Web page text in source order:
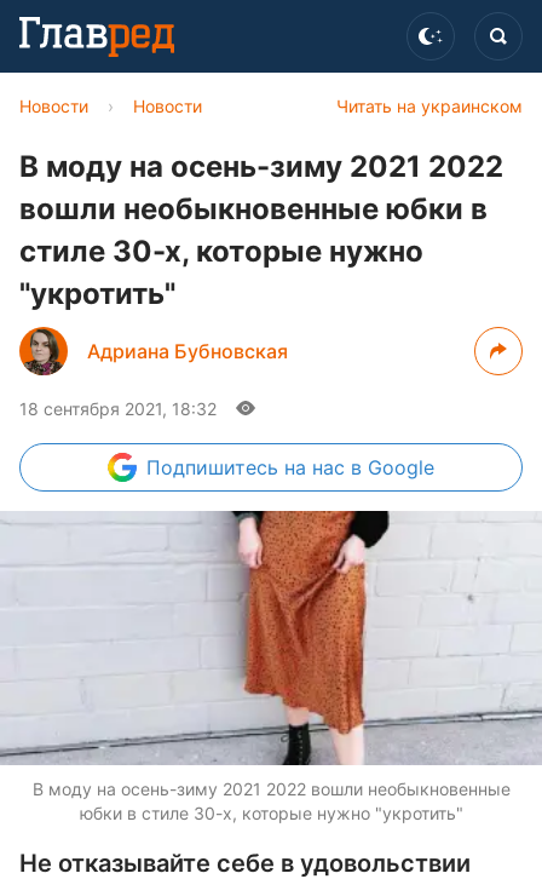
Читать на украинском
Новости › Новости
В моду на осень-зиму 2021 2022
вошли необыкновенные юбки в
стиле 30-х, которые нужно
"укротить"
Адриана Бубновская
18 сентября 2021, 18:32
Подпишитесь на нас в Google
В моду на осень-зиму 2021 2022 вошли необыкновенные
юбки в стиле 30-х, которые нужно "укротить"
Не отказывайте себе в удовольствии